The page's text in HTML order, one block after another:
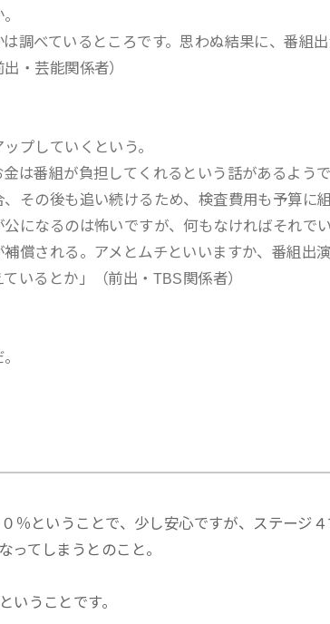
調べているところです。思わぬ結果に、番組
・芸能関係者）
プしていくという。
は番組が負担してくれるという話があるようで
その後も追い続けるため、検査費用も予算に
になるのは怖いですが、何もなければそれで
償される。アメとムチといいますか、番組出
いるとか」（前出・TBS関係者）
％ということで、少し安心ですが、ステージ
ってしまうとのこと。
いうことです。